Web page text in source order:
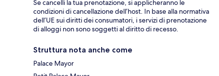
Se cancelli la tua prenotazione, si applicheranno le
condizioni di cancellazione dell’host. In base alla normativa
dell’UE sui diritti dei consumatori, i servizi di prenotazione
di alloggi non sono soggetti al diritto di recesso.
Struttura nota anche come
Palace Mayor